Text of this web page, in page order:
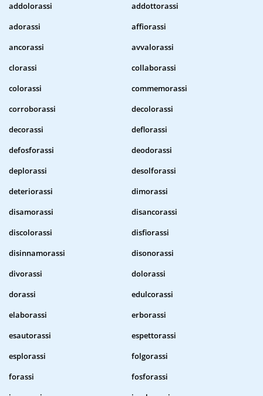
addolorassi
addottorassi
adorassi
affiorassi
ancorassi
avvalorassi
clorassi
collaborassi
colorassi
commemorassi
corroborassi
decolorassi
decorassi
deflorassi
defosforassi
deodorassi
deplorassi
desolforassi
deteriorassi
dimorassi
disamorassi
disancorassi
discolorassi
disfiorassi
disinnamorassi
disonorassi
divorassi
dolorassi
dorassi
edulcorassi
elaborassi
erborassi
esautorassi
espettorassi
esplorassi
folgorassi
forassi
fosforassi